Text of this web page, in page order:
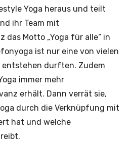
Yoga heraus und teilt
ihr Team mit
das Motto „Yoga für alle“ in
ist nur eine von vielen
entstehen durften. Zudem
immer mehr
erhält. Dann verrät sie,
durch die Verknüpfung mit
hat und welche